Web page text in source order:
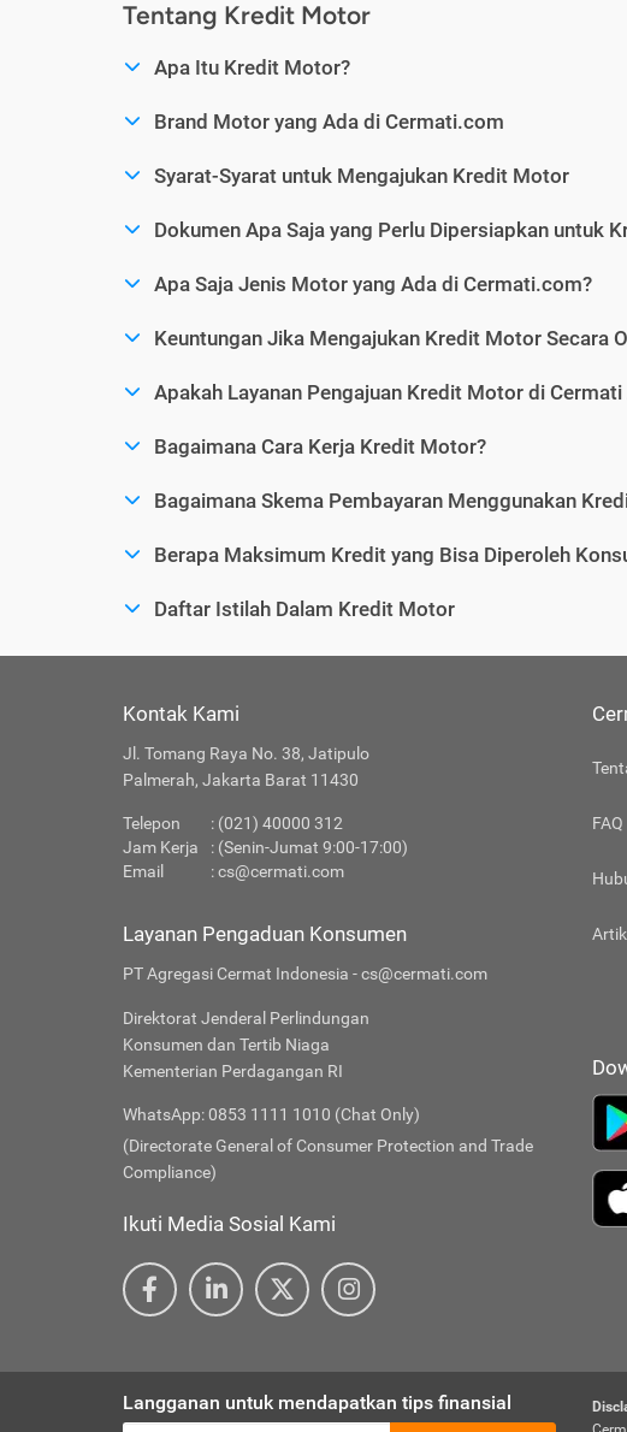
Tentang Kredit Motor
Apa Itu Kredit Motor?
Brand Motor yang Ada di Cermati.com
Syarat-Syarat untuk Mengajukan Kredit Motor
Dokumen Apa Saja yang Perlu Dipersiapkan untuk
Apa Saja Jenis Motor yang Ada di Cermati.com?
Keuntungan Jika Mengajukan Kredit Motor Secara
Apakah Layanan Pengajuan Kredit Motor di Cermati
Bagaimana Cara Kerja Kredit Motor?
Bagaimana Skema Pembayaran Menggunakan
Berapa Maksimum Kredit yang Bisa Diperoleh
Daftar Istilah Dalam Kredit Motor
Kontak Kami
Jl. Tomang Raya No. 38, Jatipulo
Palmerah, Jakarta Barat 11430
Telepon
: (021) 40000 312
Jam Kerja
: (Senin-Jumat 9:00-17:00)
Email
:cs@cermati.com
Layanan Pengaduan Konsumen
PT Agregasi Cermat Indonesia - cs@cermati.com
Direktorat Jenderal Perlindungan
Konsumen dan Tertib Niaga
Kementerian Perdagangan RI
WhatsApp: 0853 1111 1010 (Chat Only)
(Directorate General of Consumer Protection and Trade
Compliance)
Ikuti Media Sosial Kami
FAQ
Langganan untuk mendapatkan tips finansial